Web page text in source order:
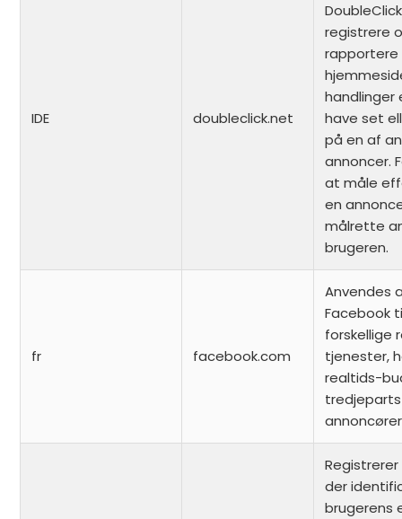
IDE doubleclick.net
registrere
rapportere
have set
på en af
annoncer.
at måle
en
målrette
brugeren.
fr facebook.com
Anvendes
Facebook
forskellige
tjenester,
realtids-
Registrerer
der
brugerens